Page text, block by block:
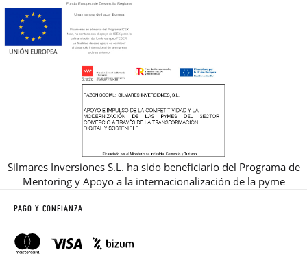
Silmares Inversiones S.L. ha sido beneficiario del Programa de
Mentoring y Apoyo a la internacionalización de la pyme
PAGO Y CONFIANZA